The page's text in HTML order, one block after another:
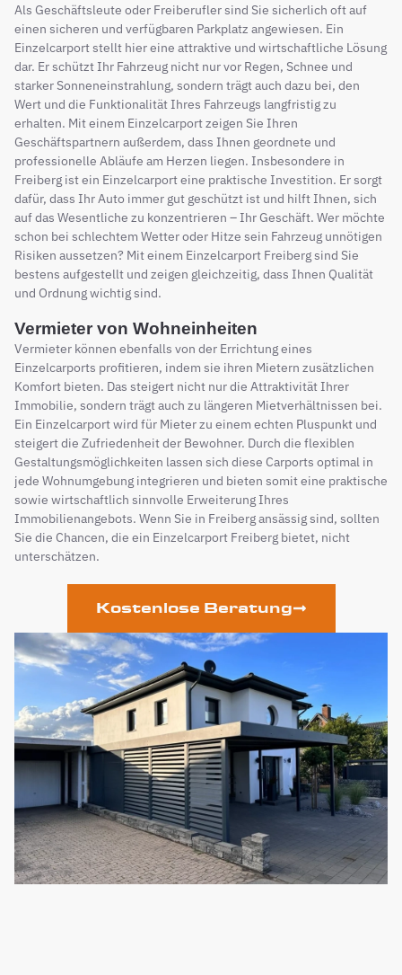
Als Geschäftsleute oder Freiberufler sind Sie sicherlich oft auf
einen sicheren und verfügbaren Parkplatz angewiesen. Ein
Einzelcarport stellt hier eine attraktive und wirtschaftliche Lösung
dar. Er schützt Ihr Fahrzeug nicht nur vor Regen, Schnee und
starker Sonneneinstrahlung, sondern trägt auch dazu bei, den
Wert und die Funktionalität Ihres Fahrzeugs langfristig zu
erhalten. Mit einem Einzelcarport zeigen Sie Ihren
Geschäftspartnern außerdem, dass Ihnen geordnete und
professionelle Abläufe am Herzen liegen. Insbesondere in
Freiberg ist ein Einzelcarport eine praktische Investition. Er sorgt
dafür, dass Ihr Auto immer gut geschützt ist und hilft Ihnen, sich
auf das Wesentliche zu konzentrieren – Ihr Geschäft. Wer möchte
schon bei schlechtem Wetter oder Hitze sein Fahrzeug unnötigen
Risiken aussetzen? Mit einem Einzelcarport Freiberg sind Sie
bestens aufgestellt und zeigen gleichzeitig, dass Ihnen Qualität
und Ordnung wichtig sind.
Vermieter von Wohneinheiten
Vermieter können ebenfalls von der Errichtung eines
Einzelcarports profitieren, indem sie ihren Mietern zusätzlichen
Komfort bieten. Das steigert nicht nur die Attraktivität Ihrer
Immobilie, sondern trägt auch zu längeren Mietverhältnissen bei.
Ein Einzelcarport wird für Mieter zu einem echten Pluspunkt und
steigert die Zufriedenheit der Bewohner. Durch die flexiblen
Gestaltungsmöglichkeiten lassen sich diese Carports optimal in
jede Wohnumgebung integrieren und bieten somit eine praktische
sowie wirtschaftlich sinnvolle Erweiterung Ihres
Immobilienangebots. Wenn Sie in Freiberg ansässig sind, sollten
Sie die Chancen, die ein Einzelcarport Freiberg bietet, nicht
unterschätzen.
Kostenlose Beratung